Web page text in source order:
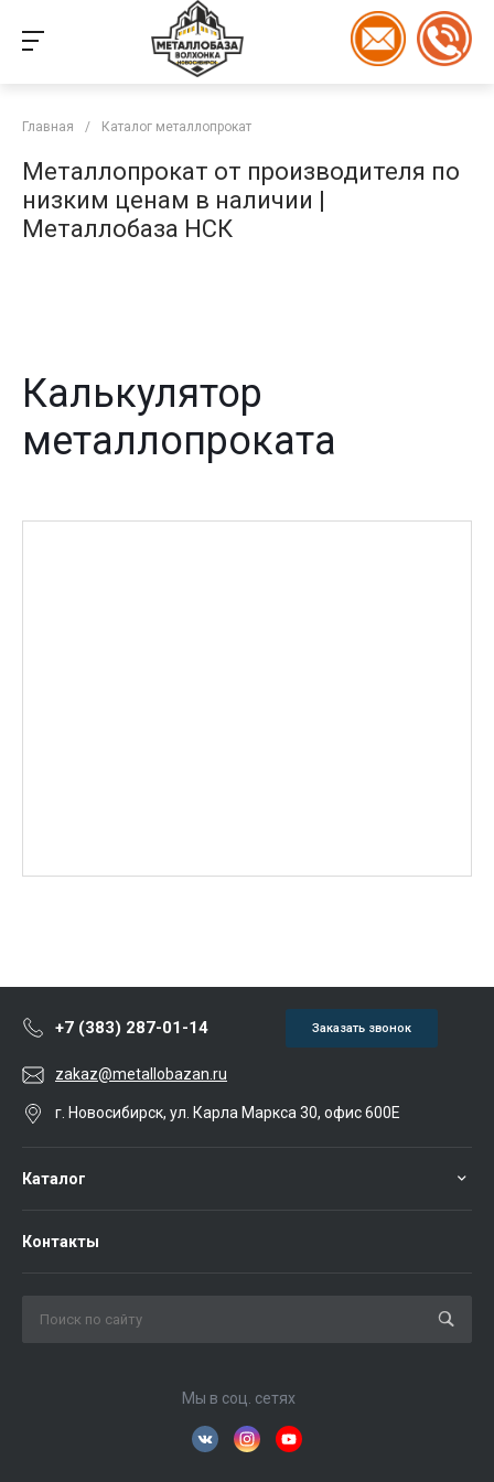
Главная / Каталог металлопрокат
Металлопрокат от производителя по
низким ценам в наличии |
Металлобаза НСК
Калькулятор
металлопроката
+7 (383) 287-01-14 Заказать звонок
zakaz@metallobazan.ru
г. Новосибирск, ул. Карла Маркса 30, офис 600Е
Каталог
Контакты
Мы в соц. сетях